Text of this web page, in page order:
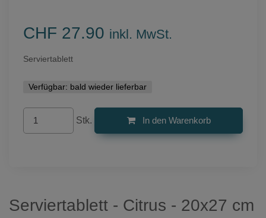
CHF 27.90 inkl. MwSt.
Serviertablett
Verfügbar: bald wieder lieferbar
Stk. In den Warenkorb
Serviertablett - Citrus - 20x27 cm